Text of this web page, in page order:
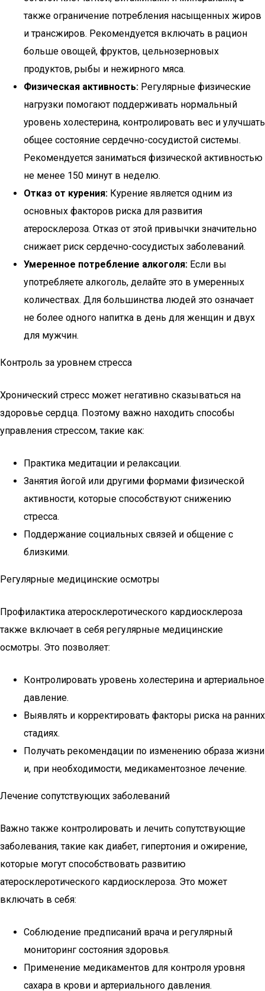
также ограничение потребления насыщенных жиров
и трансжиров. Рекомендуется включать в рацион
больше овощей, фруктов, цельнозерновых
продуктов, рыбы и нежирного мяса.
Физическая активность: Регулярные физические
нагрузки помогают поддерживать нормальный
уровень холестерина, контролировать вес и улучшать
общее состояние сердечно-сосудистой системы.
Рекомендуется заниматься физической активностью
не менее 150 минут в неделю.
Отказ от курения: Курение является одним из
основных факторов риска для развития
атеросклероза. Отказ от этой привычки значительно
снижает риск сердечно-сосудистых заболеваний.
Умеренное потребление алкоголя: Если вы
употребляете алкоголь, делайте это в умеренных
количествах. Для большинства людей это означает
не более одного напитка в день для женщин и двух
для мужчин.
Контроль за уровнем стресса
Хронический стресс может негативно сказываться на
здоровье сердца. Поэтому важно находить способы
управления стрессом, такие как:
Практика медитации и релаксации.
Занятия йогой или другими формами физической
активности, которые способствуют снижению
стресса.
Поддержание социальных связей и общение с
близкими.
Регулярные медицинские осмотры
Профилактика атеросклеротического кардиосклероза
также включает в себя регулярные медицинские
осмотры. Это позволяет:
Контролировать уровень холестерина и артериальное
давление.
Выявлять и корректировать факторы риска на ранних
стадиях.
Получать рекомендации по изменению образа жизни
и, при необходимости, медикаментозное лечение.
Лечение сопутствующих заболеваний
Важно также контролировать и лечить сопутствующие
заболевания, такие как диабет, гипертония и ожирение,
которые могут способствовать развитию
атеросклеротического кардиосклероза. Это может
включать в себя:
Соблюдение предписаний врача и регулярный
мониторинг состояния здоровья.
Применение медикаментов для контроля уровня
сахара в крови и артериального давления.